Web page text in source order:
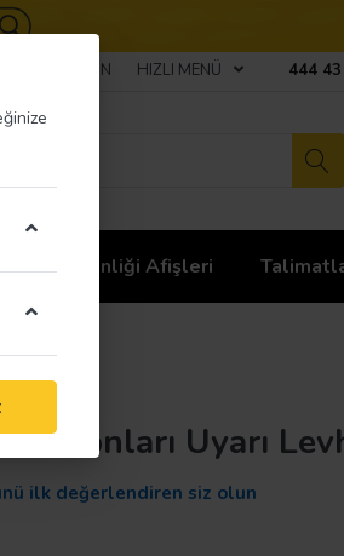
BIZE ULAŞIN HIZLI MENÜ 444
İş Güvenliği Afişleri
Uyarı
ilk değerlendiren siz olun